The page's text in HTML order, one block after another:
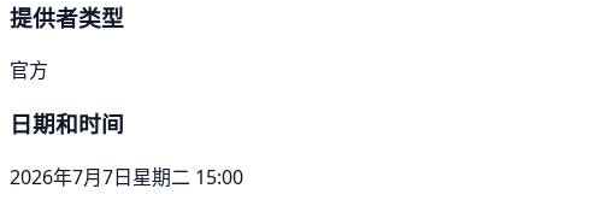
提供者类型
官方
日期和时间
2026年7月7日星期二 15:00